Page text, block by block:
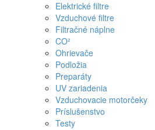
Elektrické filtre
Vzduchové filtre
Filtračné náplne
CO²
Ohrievače
Podložia
Preparáty
UV zariadenia
Vzduchovacie motorčeky
Príslušenstvo
Testy